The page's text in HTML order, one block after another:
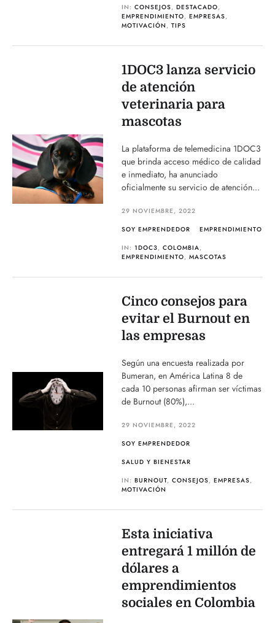
IN:CONSEJOS,DESTACADO,
EMPRENDIMIENTO,EMPRESAS,
MOTIVACIÓN ,TIPS
1DOC3 lanza servicio
de atención
veterinaria para
mascotas
La plataforma de telemedicina 1DOC3
que brinda acceso médico de calidad
e inmediato, ha anunciado
oficialmente su servicio de atención...
29 NOVIEMBRE, 2022
SOY EMPRENDEDOR
EMPRENDIMIENTO
IN:1DOC3,COLOMBIA,
EMPRENDIMIENTO,MASCOTAS
Cinco consejos para
evitar el Burnout en
las empresas
Según una encuesta realizada por
Bumeran, en América Latina 8 de
cada 10 personas afirman ser víctimas
de Burnout (80%),...
29 NOVIEMBRE, 2022
SOY EMPRENDEDOR
SALUD Y BIENESTAR
IN:BURNOUT,CONSEJOS,EMPRESAS,
MOTIVACIÓN
Esta iniciativa
entregará 1 millón de
dólares a
emprendimientos
sociales en Colombia